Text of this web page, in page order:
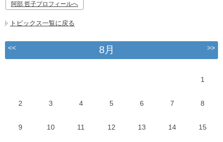
阿部 哲子プロフィールへ
トピックス一覧に戻る
<< 8月 >>
1
2 3 4 5 6 7 8
9 10 11 12 13 14 15